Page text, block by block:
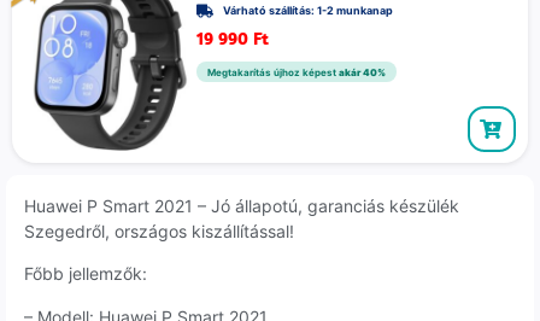
Várható szállítás: 1-2 munkanap
19 990 Ft
Megtakarítás újhoz képest akár 40%
Huawei P Smart 2021 – Jó állapotú, garanciás készülék
Szegedről, országos kiszállítással!
Főbb jellemzők:
– Modell: Huawei P Smart 2021